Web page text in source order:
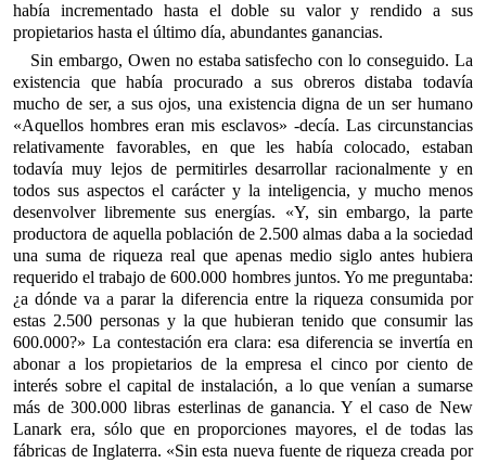
había incrementado hasta el doble su valor y rendido a sus
propietarios hasta el último día, abundantes ganancias.
Sin embargo, Owen no estaba satisfecho con lo conseguido. La
existencia que había procurado a sus obreros distaba todavía
mucho de ser, a sus ojos, una existencia digna de un ser humano
«Aquellos hombres eran mis esclavos» -decía. Las circunstancias
relativamente favorables, en que les había colocado, estaban
todavía muy lejos de permitirles desarrollar racionalmente y en
todos sus aspectos el carácter y la inteligencia, y mucho menos
desenvolver libremente sus energías. «Y, sin embargo, la parte
productora de aquella población de 2.500 almas daba a la sociedad
una suma de riqueza real que apenas medio siglo antes hubiera
requerido el trabajo de 600.000 hombres juntos. Yo me preguntaba:
¿a dónde va a parar la diferencia entre la riqueza consumida por
estas 2.500 personas y la que hubieran tenido que consumir las
600.000?» La contestación era clara: esa diferencia se invertía en
abonar a los propietarios de la empresa el cinco por ciento de
interés sobre el capital de instalación, a lo que venían a sumarse
más de 300.000 libras esterlinas de ganancia. Y el caso de New
Lanark era, sólo que en proporciones mayores, el de todas las
fábricas de Inglaterra. «Sin esta nueva fuente de riqueza creada por